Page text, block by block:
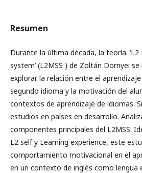
Resumen
Durante la última década, la teoría:
system’ (L2MSS ) de Zoltán Dörnyei
explorar la relación entre el
segundo idioma y la motivación del
contextos de aprendizaje de idiomas.
estudios en países en desarrollo.
componentes principales del L2MSS:
L2 self y Learning experience, este
comportamiento motivacional en el
en un contexto de inglés como lengua